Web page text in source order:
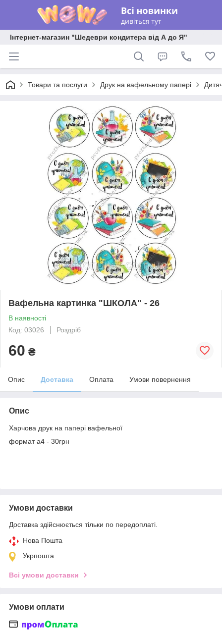
Інтернет-магазин "Шедеври кондитера від А до Я"
Товари та послуги Друк на вафельному папері
Вафельна картинка "ШКОЛА" - 26
В наявності
Код: 03026
Роздріб
60 ₴
Опис Доставка Оплата Умови повернення
Опис
Харчова друк на папері вафельної
формат а4 - 30грн
Умови доставки
Доставка здійснюється тільки по передоплаті.
Нова Пошта
Укрпошта
Всі умови доставки
Умови оплати